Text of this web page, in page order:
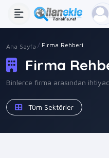
Ana Sayfa Firma Rehberi
Firma
Binlerce firma arasından
Tüm Sektörler